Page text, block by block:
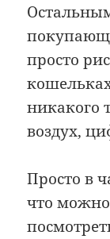
просто
никакого
воздух,
Просто в
что